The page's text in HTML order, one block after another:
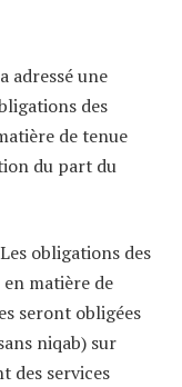
adressé une
des
de tenue
du part du
obligations des
matière de
seront obligées
niqab) sur
des services